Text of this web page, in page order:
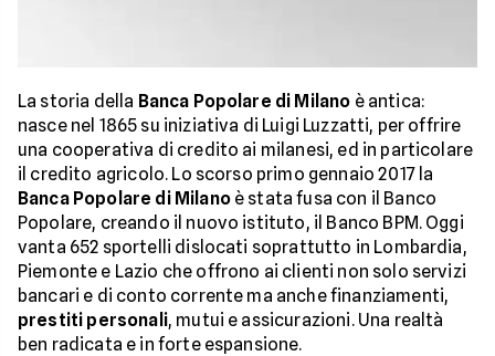
La storia della Banca Popolare di Milano è antica:
nasce nel 1865 su iniziativa di Luigi Luzzatti, per offrire
una cooperativa di credito ai milanesi, ed in particolare
il credito agricolo. Lo scorso primo gennaio 2017 la
Banca Popolare di Milanoè stata fusa con il Banco
Popolare, creando il nuovo istituto, il Banco BPM. Oggi
vanta 652 sportelli dislocati soprattutto in Lombardia,
Piemonte e Lazio che offrono ai clienti non solo servizi
bancari e di conto corrente ma anche finanziamenti,
prestiti personali, mutui e assicurazioni. Una realtà
ben radicata e in forte espansione.